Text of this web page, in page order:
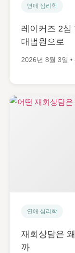
연애 심리학
레이커즈 2
대법원으로
2026년 8월 3일 •
연애 심리학
재회상담은
까